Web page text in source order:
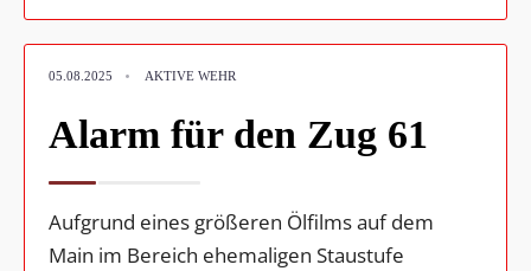
05.08.2025 • AKTIVE WEHR
Alarm für den Zug 61
Aufgrund eines größeren Ölfilms auf dem
Main im Bereich ehemaligen Staustufe